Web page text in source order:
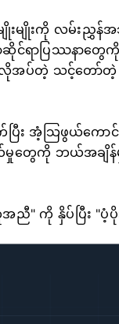
ျိုးကို လမ်းညွှန်အ
ာပြဿနာတွေကို
အပ်တဲ့ သင့်တော်တဲ့
း အံ့သြဖွယ်ကောင်
ကို ဘယ်အချိန်မှာ
ကို နှိပ်ပြီး "ပံ့ပိုး